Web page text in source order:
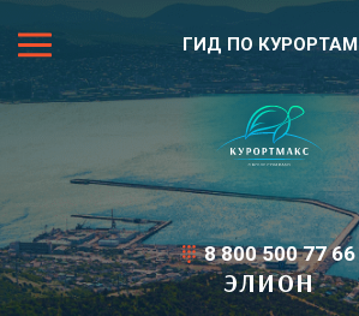
ГИД ПО КУРОРТАМ
8 800 500 77 66
ЭЛИОН